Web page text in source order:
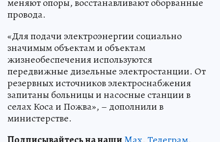
провода.
«Для подачи электроэнергии социально
значимым объектам и объектам
жизнеобеспечения используются
передвижные дизельные электростанции. От
резервных источников электроснабжения
запитаны больницы и насосные станции в
селах Коса и Пожва», – дополнили в
министерстве.